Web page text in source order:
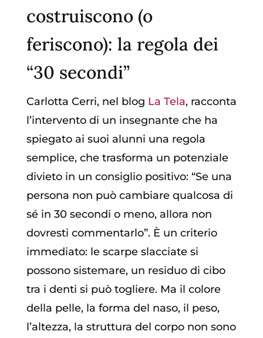
costruiscono (o
feriscono): la regola dei
“30 secondi”
Carlotta Cerri, nel blog La Tela, racconta
l’intervento di un insegnante che ha
spiegato ai suoi alunni una regola
semplice, che trasforma un potenziale
divieto in un consiglio positivo: “Se una
persona non può cambiare qualcosa di
sé in 30 secondi o meno, allora non
dovresti commentarlo”. È un criterio
immediato: le scarpe slacciate si
possono sistemare, un residuo di cibo
tra i denti si può togliere. Ma il colore
della pelle, la forma del naso, il peso,
l’altezza, la struttura del corpo non sono